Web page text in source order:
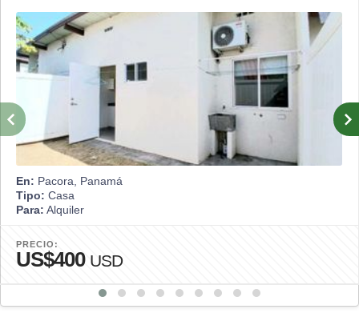
En: Pacora, Panamá
Tipo: Casa
Para: Alquiler
PRECIO:
US$400 USD